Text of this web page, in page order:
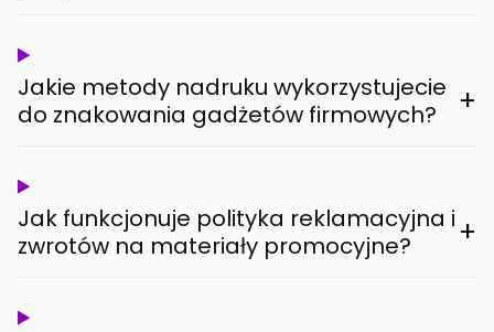
Jakie metody nadruku wykorzystujecie
do znakowania gadżetów firmowych?
+
Jak funkcjonuje polityka reklamacyjna i
zwrotów na materiały promocyjne?
+